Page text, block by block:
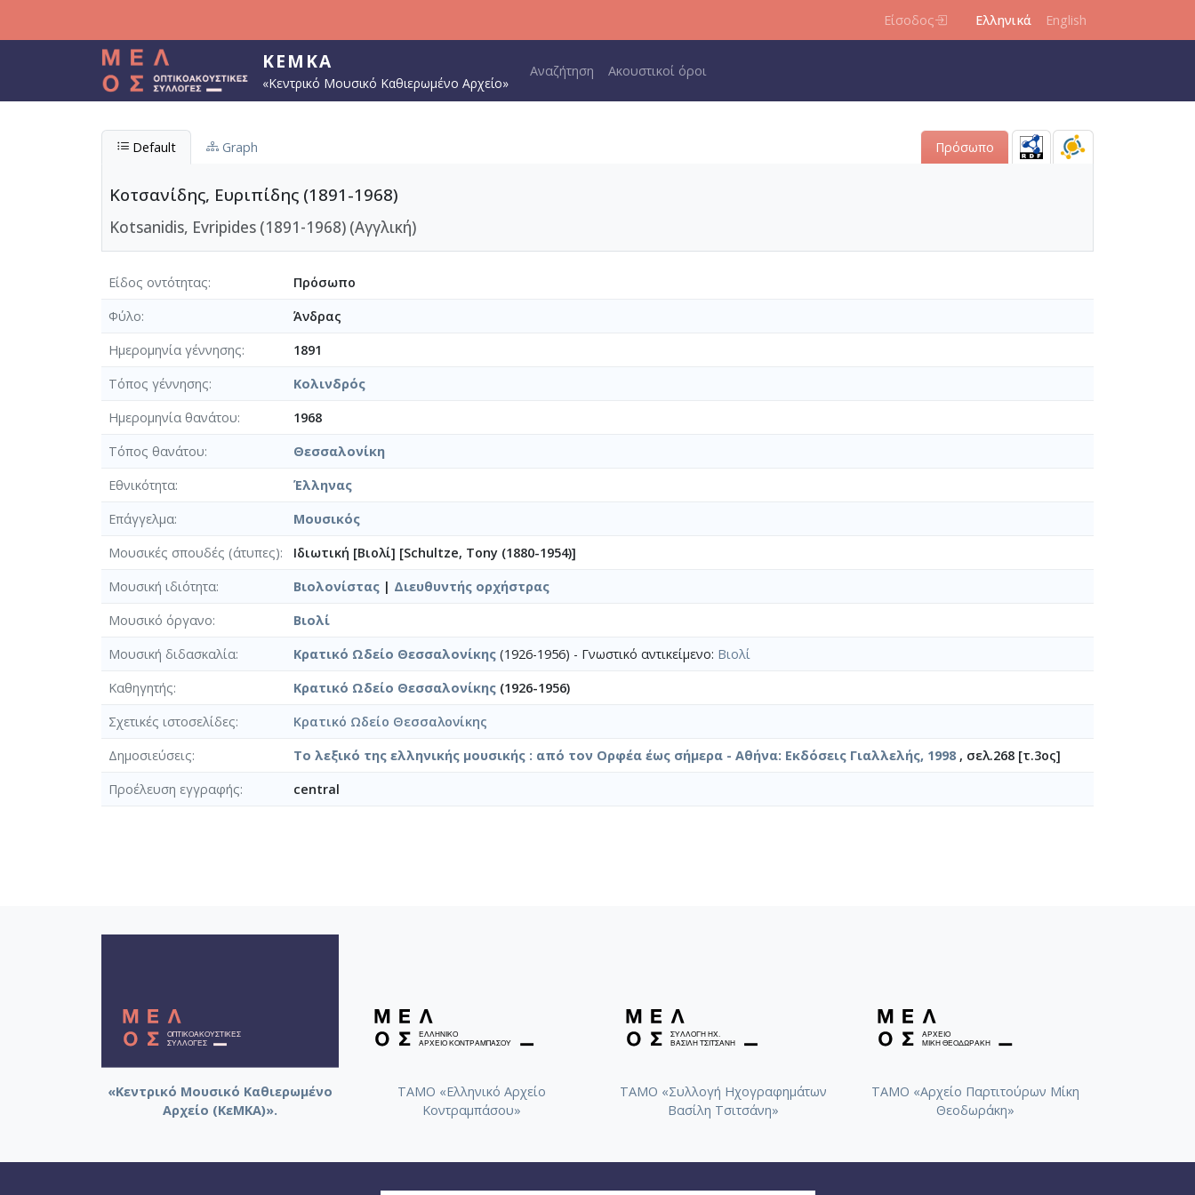
Είσοδος Ελληνικά English
ΚΕΜΚΑ
«Κεντρικό Μουσικό Καθιερωμένο Αρχείο»
Main navigation
Αναζήτηση Ακουστικοί όροι
Default Graph Πρόσωπο
Κοτσανίδης, Ευριπίδης (1891-1968)
Kotsanidis, Evripides (1891-1968) (Αγγλική)
Είδος οντότητας
Πρόσωπο
Φύλο
Άνδρας
Ημερομηνία γέννησης
1891
Τόπος γέννησης
Κολινδρός
Ημερομηνία θανάτου
1968
Τόπος θανάτου
Θεσσαλονίκη
Εθνικότητα
Έλληνας
Επάγγελμα
Μουσικός
Μουσικές σπουδές (άτυπες)
Ιδιωτική [Βιολί] [Schultze, Tony (1880-1954)]
Μουσική ιδιότητα
Βιολονίστας | Διευθυντής ορχήστρας
Μουσικό όργανο
Βιολί
Μουσική διδασκαλία
Κρατικό Ωδείο Θεσσαλονίκης (1926-1956) - Γνωστικό αντικείμενο: Βιολί
Καθηγητής
Κρατικό Ωδείο Θεσσαλονίκης (1926-1956)
Σχετικές ιστοσελίδες
Κρατικό Ωδείο Θεσσαλονίκης
Δημοσιεύσεις
Το λεξικό της ελληνικής μουσικής : από τον Ορφέα έως σήμερα - Αθήνα: Εκδόσεις Γιαλλελής, 1998 , σελ.268 [τ.3ος]
Προέλευση εγγραφής
central
«Κεντρικό Μουσικό Καθιερωμένο
Αρχείο (ΚεΜΚΑ)».
ΤΑΜΟ «Ελληνικό Αρχείο
Κοντραμπάσου»
ΤΑΜΟ «Συλλογή Ηχογραφημάτων
Βασίλη Τσιτσάνη»
ΤΑΜΟ «Αρχείο Παρτιτούρων Μίκη
Θεοδωράκη»